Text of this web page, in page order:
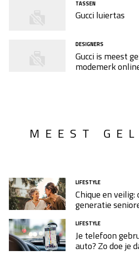
TASSEN
Gucci luiertas
DESIGNERS
Gucci is meest
modemerk
MEEST
LIFESTYLE
Chique en veilig:
generatie
LIFESTYLE
Je telefoon
auto? Zo doe je